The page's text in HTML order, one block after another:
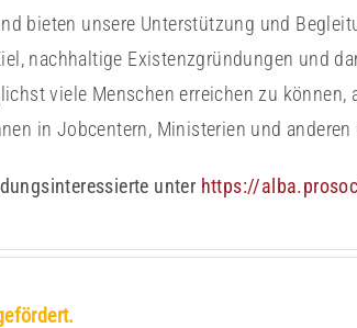
bieten unsere Unterstützung und
nachhaltige Existenzgründungen und
viele Menschen erreichen zu können,
in Jobcentern, Ministerien und
unter https://